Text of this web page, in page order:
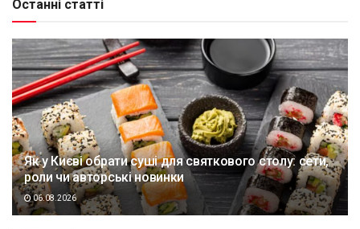
Останні статті
Як у Києві обрати суші для святкового столу: сети,
роли чи авторські новинки
06.08.2026